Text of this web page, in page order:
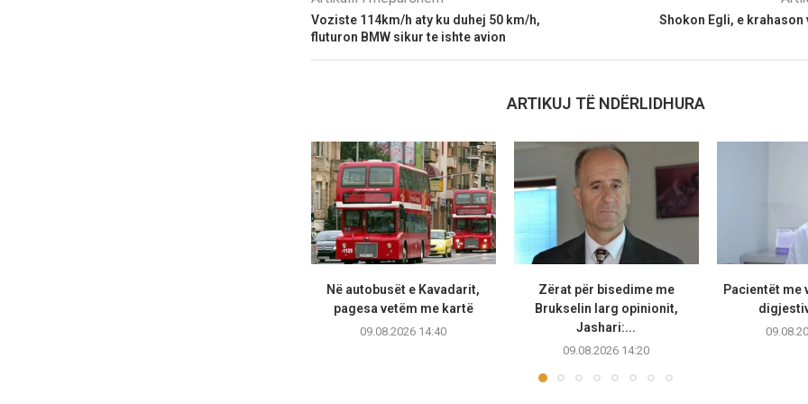
Voziste 114km/h aty ku duhej 50 km/h,
fluturon BMW sikur te ishte avion
Shokon Egli, e krahason
ARTIKUJ TË NDËRLIDHURA
Në autobusët e Kavadarit,
pagesa vetëm me kartë
09.08.2026 14:40
Zërat për bisedime me
Brukselin larg opinionit,
Jashari:...
09.08.2026 14:20
Pacientët me